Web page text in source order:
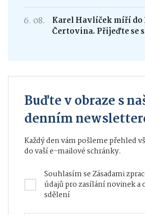
6. 08.
Karel Havlíček míří do
Čertovina. Přijeďte se
Buďte v obraze s
denním
Každý den vám pošleme přehled
do vaší e-mailové schránky.
Souhlasím seZásadami
údajůpro zasílání novinek a
sdělení